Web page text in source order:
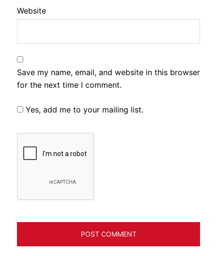
Website
Save my name, email, and website in this browser
for the next time I comment.
Yes, add me to your mailing list.